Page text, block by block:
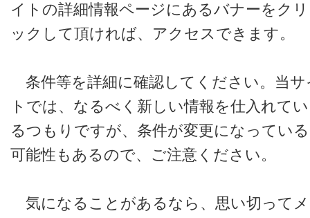
イトの詳細情報ページにあるバナーをクリ
ックして頂ければ、アクセスできます。
条件等を詳細に確認してください。当サ
トでは、なるべく新しい情報を仕入れてい
るつもりですが、条件が変更になっている
可能性もあるので、ご注意ください。
気になることがあるなら、思い切ってメ